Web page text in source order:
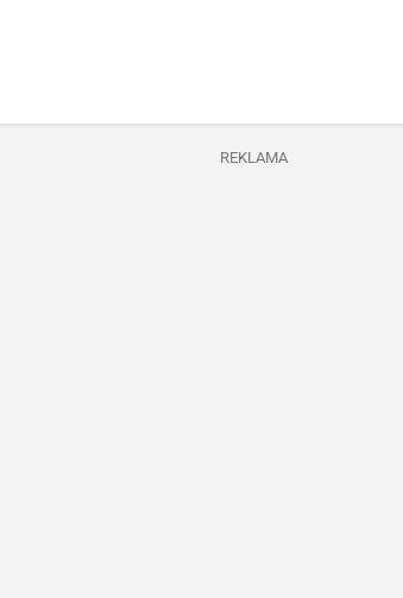
REKLAMA